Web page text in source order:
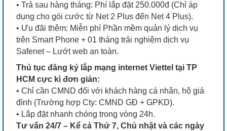
• Trả sau hàng tháng: Phí lắp đặt 250.000đ (Chỉ áp
dụng cho gói cước từ Net 2 Plus đến Net 4 Plus).
• Ưu đãi thêm: Miễn phí Phần mềm quản lý dịch vụ
trên Smart Phone + 01 tháng trải nghiệm dịch vụ
Safenet – Lướt web an toàn.
Thủ tục đăng ký lắp mạng internet Viettel tại TP
HCM cực kì đơn giản:
• Chỉ cần CMND đối với khách hàng cá nhân, hộ giá
đình (Trường hợp Cty: CMND GĐ + GPKD).
• Lắp đặt nhanh chóng trong vòng 24h.
Tư vấn 24/7 – Kể cả Thứ 7, Chủ nhật và các ngày